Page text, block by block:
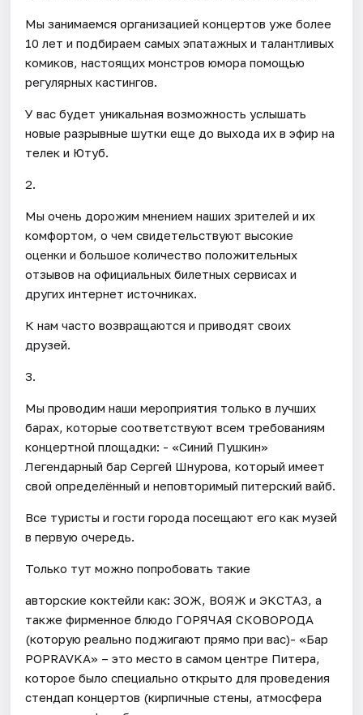
Мы занимаемся организацией концертов уже более
10 лет и подбираем самых эпатажных и талантливых
комиков, настоящих монстров юмора помощью
регулярных кастингов.
У вас будет уникальная возможность услышать
новые разрывные шутки еще до выхода их в эфир на
телек и Ютуб.
2.
Мы очень дорожим мнением наших зрителей и их
комфортом, о чем свидетельствуют высокие
оценки и большое количество положительных
отзывов на официальных билетных сервисах и
других интернет источниках.
К нам часто возвращаются и приводят своих
друзей.
3.
Мы проводим наши мероприятия только в лучших
барах, которые соответствуют всем требованиям
концертной площадки: - «Синий Пушкин»
Легендарный бар Сергей Шнурова, который имеет
свой определённый и неповторимый питерский вайб.
Все туристы и гости города посещают его как музей
в первую очередь.
Только тут можно попробовать такие
авторские коктейли как: ЗОЖ, ВОЯЖ и ЭКСТАЗ, а
также фирменное блюдо ГОРЯЧАЯ СКОВОРОДА
(которую реально поджигают прямо при вас)- «Бар
POPRAVKA» – это место в самом центре Питера,
которое было специально открыто для проведения
стендап концертов (кирпичные стены, атмосфера